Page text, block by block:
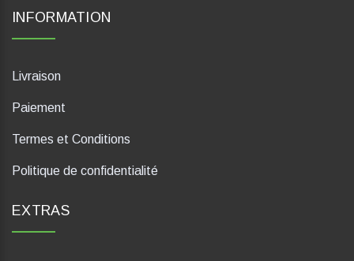
INFORMATION
Livraison
Paiement
Termes et Conditions
Politique de confidentialité
EXTRAS